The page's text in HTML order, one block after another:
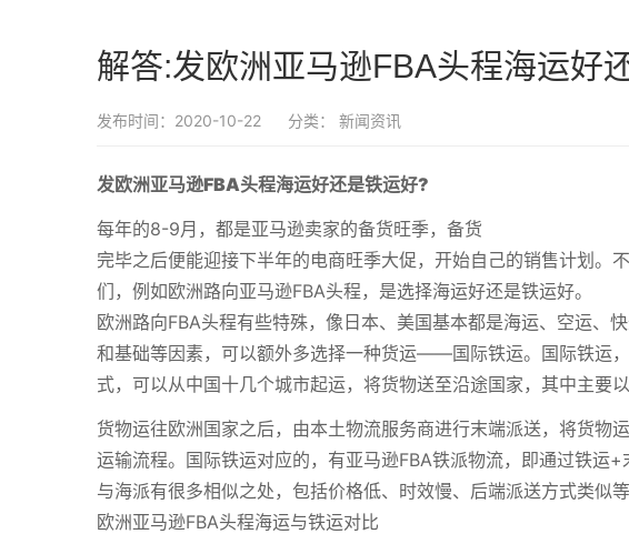
解答:发欧洲亚马逊FBA头程海运好
发布时间：2020-10-22 分类： 新闻资讯
发欧洲亚马逊FBA头程海运好还是铁运好?
每年的8-9月，都是亚马逊卖家的备货旺季，备货
完毕之后便能迎接下半年的电商旺季大促，开始自己的销售计划。
们，例如欧洲路向亚马逊FBA头程，是选择海运好还是铁运好。
欧洲路向FBA头程有些特殊，像日本、美国基本都是海运、空运、
和基础等因素，可以额外多选择一种货运——国际铁运。国际铁运
式，可以从中国十几个城市起运，将货物送至沿途国家，其中主要以
货物运往欧洲国家之后，由本土物流服务商进行末端派送，将货物
运输流程。国际铁运对应的，有亚马逊FBA铁派物流，即通过铁运
与海派有很多相似之处，包括价格低、时效慢、后端派送方式类似
欧洲亚马逊FBA头程海运与铁运对比